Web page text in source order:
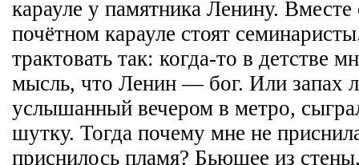
карауле у памятника Ленину.
почётном карауле стоят
трактовать так: когда-то в детстве
мысль, что Ленин — бог. Или запах
услышанный вечером в метро,
шутку. Тогда почему мне не
приснилось пламя? Бьющее из